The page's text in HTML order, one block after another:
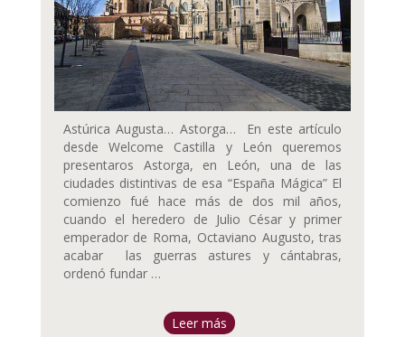
Astúrica Augusta… Astorga… En este artículo
desde Welcome Castilla y León queremos
presentaros Astorga, en León, una de las
ciudades distintivas de esa “España Mágica” El
comienzo fué hace más de dos mil años,
cuando el heredero de Julio César y primer
emperador de Roma, Octaviano Augusto, tras
acabar las guerras astures y cántabras,
ordenó fundar …
Leer más